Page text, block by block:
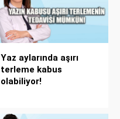
Yaz aylarında aşırı
terleme kabus
olabiliyor!